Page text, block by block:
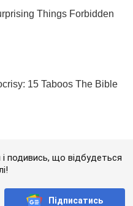
подивись, що відбудеться
Підписатись